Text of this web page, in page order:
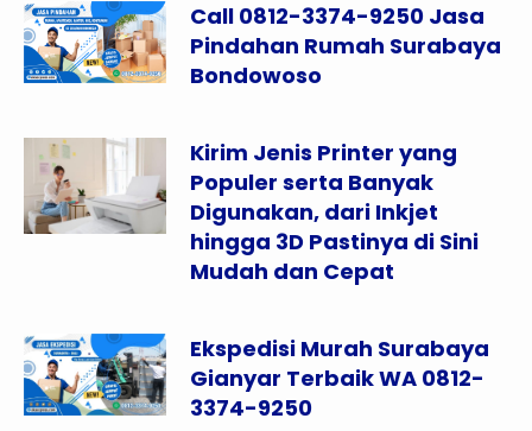
Call 0812-3374-9250 Jasa
Pindahan Rumah Surabaya
Bondowoso
Kirim Jenis Printer yang
Populer serta Banyak
Digunakan, dari Inkjet
hingga 3D Pastinya di Sini
Mudah dan Cepat
Ekspedisi Murah Surabaya
Gianyar Terbaik WA 0812-
3374-9250